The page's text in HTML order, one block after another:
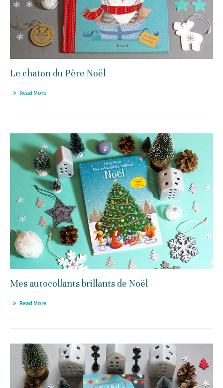
Le chaton du Père Noël
Read More
Mes autocollants brillants de Noël
Read More